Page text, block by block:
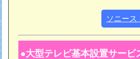
ソニース
大型テレビ基本設置サービ